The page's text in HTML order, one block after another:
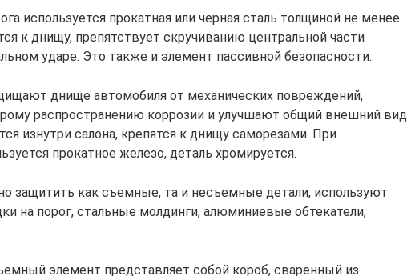
используется прокатная или черная сталь толщиной не менее
к днищу, препятствует скручиванию центральной части
ударе. Это также и элемент пассивной безопасности.
днище автомобиля от механических повреждений,
распространению коррозии и улучшают общий внешний вид
изнутри салона, крепятся к днищу саморезами. При
прокатное железо, деталь хромируется.
защитить как съемные, та и несъемные детали, используют
на порог, стальные молдинги, алюминиевые обтекатели,
элемент представляет собой короб, сваренный из